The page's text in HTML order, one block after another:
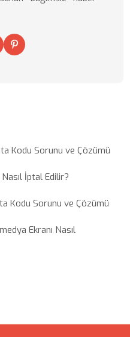
Kodu Sorunu ve Çözümü
İptal Edilir?
Kodu Sorunu ve Çözümü
Ekranı Nasıl